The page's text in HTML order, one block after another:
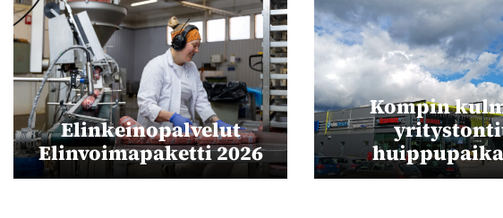
Elinkeinopalvelut
Elinvoimapaketti 2026
Kompin